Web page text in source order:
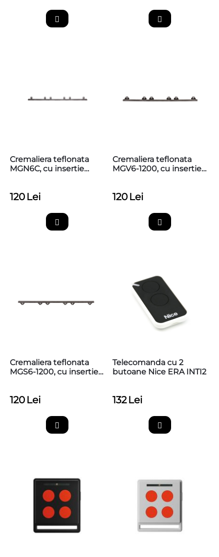
Cremaliera teflonata
MGN6C, cu insertie
120 Lei
Cremaliera teflonata
MGV6-1200, cu insertie
120 Lei
Cremaliera teflonata
MGS6-1200, cu insertie
120 Lei
Telecomanda cu 2
butoane Nice ERA INTI2
132 Lei